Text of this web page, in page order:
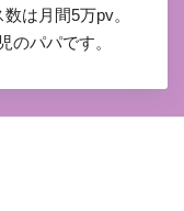
は月間5万pv。
のパパです。